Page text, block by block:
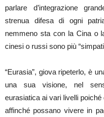
parlare d’integrazione
strenua difesa di ogni
nemmeno sta con la Cina o
cinesi o russi sono più
“Eurasia”, giova ripeterlo, è
una sua visione, nel
eurasiatica ai vari livelli poiché
affinché possano vivere in